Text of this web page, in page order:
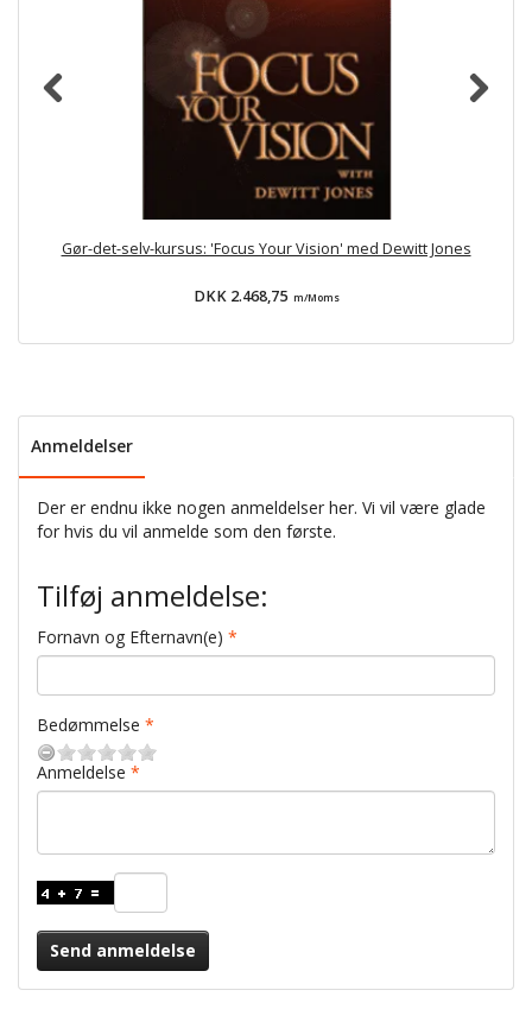
Gør-det-selv-kursus: 'Focus Your Vision' med Dewitt Jones
DKK 2.468,75 m/Moms
Anmeldelser
Der er endnu ikke nogen anmeldelser her. Vi vil være glade
for hvis du vil anmelde som den første.
Tilføj anmeldelse:
Fornavn og Efternavn(e)
Bedømmelse
Anmeldelse
Send anmeldelse